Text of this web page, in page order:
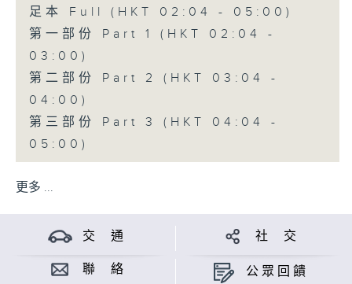
足本 Full (HKT 02:04 - 05:00)
第一部份 Part 1 (HKT 02:04 -
03:00)
第二部份 Part 2 (HKT 03:04 -
04:00)
第三部份 Part 3 (HKT 04:04 -
05:00)
更多 ...
交 通 社 交
聯 絡 公眾回饋